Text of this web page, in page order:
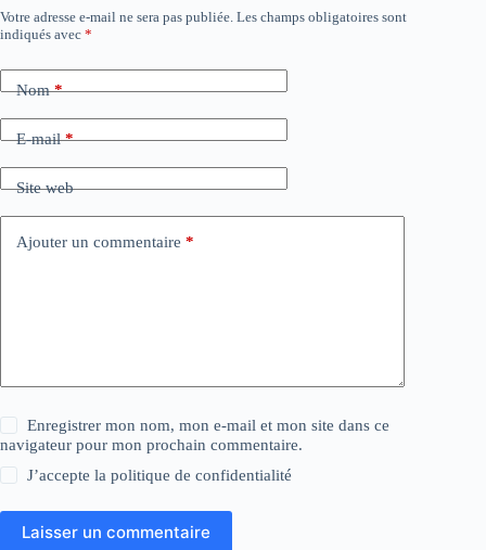
Votre adresse e-mail ne sera pas publiée. Les champs obligatoires sont
indiqués avec *
Nom*
E-mail*
Site web
Ajouter un commentaire *
Enregistrer mon nom, mon e-mail et mon site dans ce
navigateur pour mon prochain commentaire.
J’accepte lapolitique de confidentialité
Laisser un commentaire